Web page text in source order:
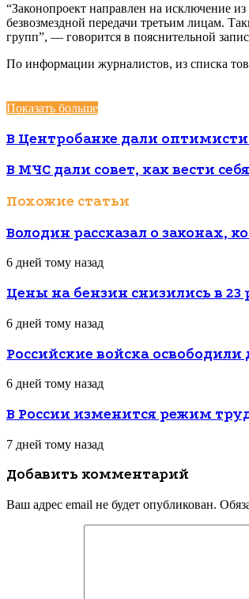
“Законопроект направлен на исключение
безвозмездной передачи третьим лицам.
групп”, — говорится в пояснительной
По информации журналистов, из списка
Показать больше
В Центробанке дали
В МЧС дали совет, как вести
Похожие статьи
Володин рассказал о законах,
6 дней тому назад
Цены на бензин снизились в 23
6 дней тому назад
Российские войска
6 дней тому назад
В России изменится режим
7 дней тому назад
Добавить комментарий
Ваш адрес email не будет опубликован.